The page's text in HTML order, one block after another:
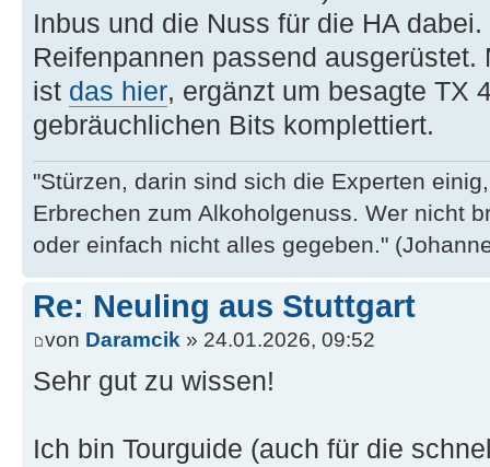
Inbus und die Nuss für die HA
Reifenpannen passend
ist das hier, ergänzt um besagte TX
gebräuchlichen Bits komplettiert.
"Stürzen, darin sind sich die Experten
Erbrechen zum Alkoholgenuss. Wer nicht
oder einfach nicht alles gegeben."
Re: Neuling aus Stuttgart
von Daramcik » 24.01.2026, 09:52
Sehr gut zu wissen!
Ich bin Tourguide (auch für die